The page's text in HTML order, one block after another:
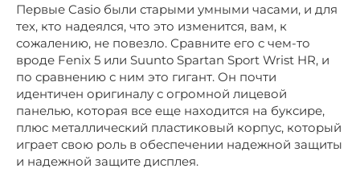
Первые Casio были старыми умными часами, и для
тех, кто надеялся, что это изменится, вам, к
сожалению, не повезло. Сравните его с чем-то
вроде Fenix ​​5 или Suunto Spartan Sport Wrist HR, и
по сравнению с ним это гигант. Он почти
идентичен оригиналу с огромной лицевой
панелью, которая все еще находится на буксире,
плюс металлический пластиковый корпус, который
играет свою роль в обеспечении надежной защиты
и надежной защите дисплея.